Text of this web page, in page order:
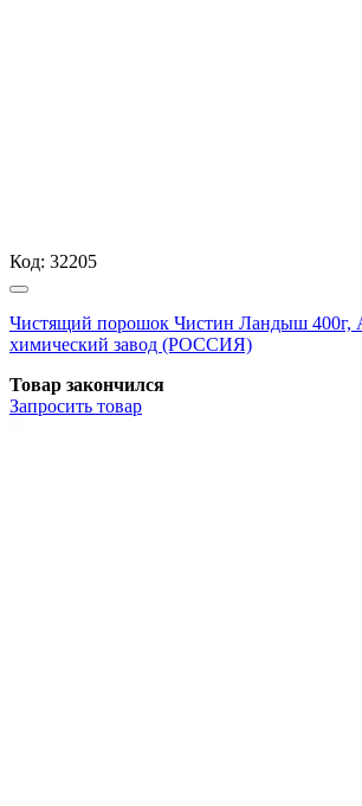
Код: 32205
Чистящий порошок Чистин Ландыш 400г,
химический завод (РОССИЯ)
Товар закончился
Запросить товар